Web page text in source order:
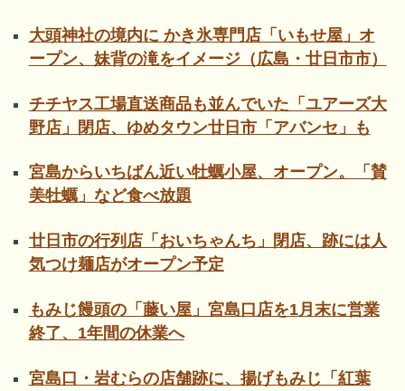
大頭神社の境内に かき氷専門店「いもせ屋」オ
ープン、妹背の滝をイメージ（広島・廿日市市）
チチヤス工場直送商品も並んでいた「ユアーズ大
野店」閉店、ゆめタウン廿日市「アバンセ」も
宮島からいちばん近い牡蠣小屋、オープン。「賛
美牡蠣」など食べ放題
廿日市の行列店「おいちゃんち」閉店、跡には人
気つけ麺店がオープン予定
もみじ饅頭の「藤い屋」宮島口店を1月末に営業
終了、1年間の休業へ
宮島口・岩むらの店舗跡に、揚げもみじ「紅葉